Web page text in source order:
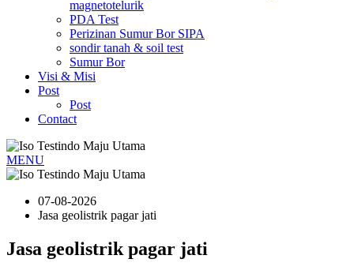
magnetotelurik
PDA Test
Perizinan Sumur Bor SIPA
sondir tanah & soil test
Sumur Bor
Visi & Misi
Post
Post
Contact
MENU
07-08-2026
Jasa geolistrik pagar jati
Jasa geolistrik pagar jati